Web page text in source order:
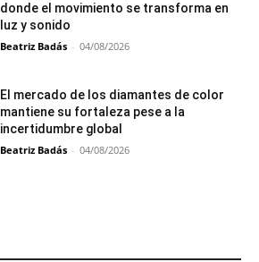
donde el movimiento se transforma en
luz y sonido
Beatriz Badás - 04/08/2026
El mercado de los diamantes de color
mantiene su fortaleza pese a la
incertidumbre global
Beatriz Badás - 04/08/2026